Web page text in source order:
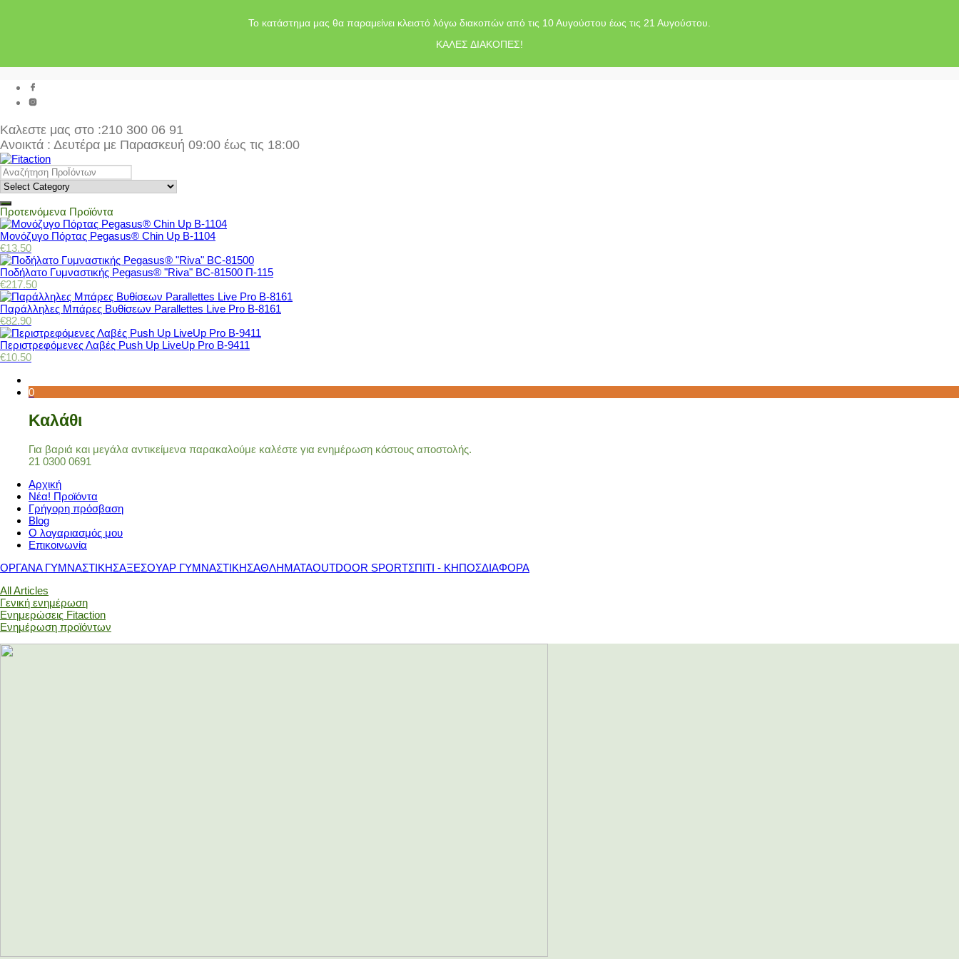
Το κατάστημα μας θα παραμείνει κλειστό λόγω διακοπών από τις 10 Αυγούστου έως τις 21 Αυγούστου.
ΚΑΛΕΣ ΔΙΑΚΟΠΕΣ!
Καλεστε μας στο :210 300 06 91
Ανοικτά : Δευτέρα με Παρασκευή 09:00 έως τις 18:00
Προτεινόμενα Προϊόντα
Μονόζυγο Πόρτας Pegasus® Chin Up Β-1104
€13.50
Ποδήλατο Γυμναστικής Pegasus® "Riva" BC-81500 Π-115
€217.50
Παράλληλες Μπάρες Βυθίσεων Parallettes Live Pro Β-8161
€82.90
Περιστρεφόμενες Λαβές Push Up LiveUp Pro Β-9411
€10.50
0
Καλάθι
Για βαριά και μεγάλα αντικείμενα παρακαλούμε καλέστε για ενημέρωση κόστους αποστολής.
21 0300 0691
Αρχική
Νέα! Προϊόντα
Γρήγορη πρόσβαση
Blog
Ο λογαριασμός μου
Επικοινωνία
ΟΡΓΑΝΑ ΓΥΜΝΑΣΤΙΚΗΣΑΞΕΣΟΥΑΡ ΓΥΜΝΑΣΤΙΚΗΣΑΘΛΗΜΑΤΑOUTDOOR SPORTΣΠΙΤΙ - ΚΗΠΟΣΔΙΑΦΟΡΑ
All Articles
Γενική ενημέρωση
Ενημερώσεις Fitaction
Ενημέρωση προϊόντων